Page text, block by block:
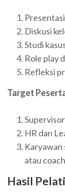
Diskusi
Studi
Role play
Refleksi
Target
HR dan
atau coach
Hasil